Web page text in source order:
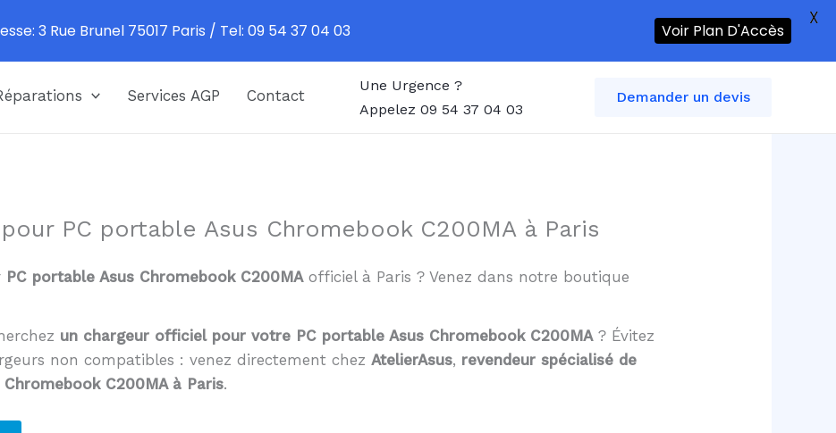
Services AGP Contact
Une Urgence ?
Appelez 09 54 37 04 03
Demander un devis
PC portable Asus Chromebook C200MA à Paris
PC portable Asus Chromebook C200MAofficiel à Paris ? Venez dans notre boutique
un chargeur officiel pour votre PC portable Asus Chromebook C200MA? Évitez
non compatibles : venez directement chezAtelierAsus, revendeur spécialisé de
C200MA à Paris.
3 Rue Brunel 75017 Paris / Tel: 09 54 37 04 03 Voir Plan D'Accès
X